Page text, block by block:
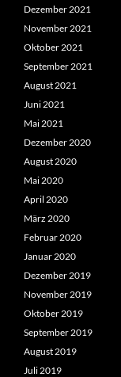
Dezember 2021
November 2021
Oktober 2021
September 2021
August 2021
Juni 2021
Mai 2021
Dezember 2020
August 2020
Mai 2020
April 2020
März 2020
Februar 2020
Januar 2020
Dezember 2019
November 2019
Oktober 2019
September 2019
August 2019
Juli 2019